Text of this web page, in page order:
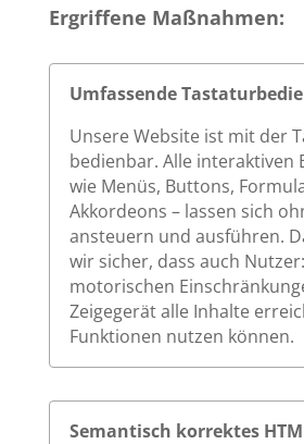
Ergriffene Maßnahmen:
Umfassende
Unsere Website ist mit der
bedienbar. Alle interaktiven
wie Menüs, Buttons,
Akkordeons – lassen sich
ansteuern und ausführen.
wir sicher, dass auch
motorischen
Zeigegerät alle Inhalte
Funktionen nutzen können.
Semantisch korrektes